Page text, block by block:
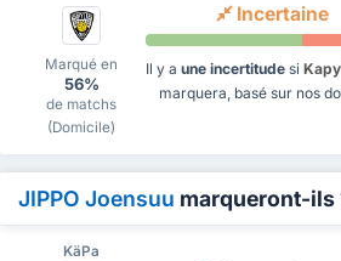
Marqué en
56%
de matchs
(Domicile)
Incertaine
Il y a une incertitudesi
marquera, basé sur nos
JIPPO Joensuu marqueront-ils
KäPa